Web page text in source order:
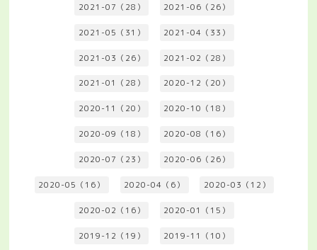
2021-07（28） 2021-06（26）
2021-05（31） 2021-04（33）
2021-03（26） 2021-02（28）
2021-01（28） 2020-12（20）
2020-11（20） 2020-10（18）
2020-09（18） 2020-08（16）
2020-07（23） 2020-06（26）
2020-05（16） 2020-04（6） 2020-03（12）
2020-02（16） 2020-01（15）
2019-12（19） 2019-11（10）